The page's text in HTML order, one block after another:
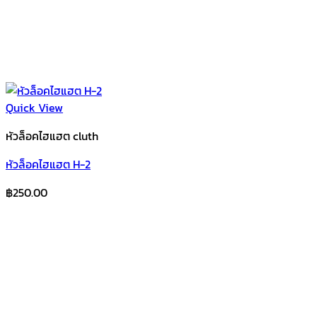
Quick View
หัวล็อคไฮแฮต cluth
หัวล็อคไฮแฮต H-2
฿250.00